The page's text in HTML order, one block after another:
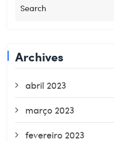
Archives
abril 2023
março 2023
fevereiro 2023